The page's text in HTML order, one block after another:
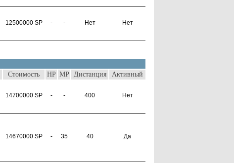
12500000 SP - - Нет Нет
Стоимость HP MP Дистанция Активный
14700000 SP - - 400 Нет
14670000 SP - 35 40 Да